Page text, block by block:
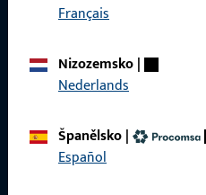
Français
Nizozemsko|
Nederlands
Španělsko|
Español